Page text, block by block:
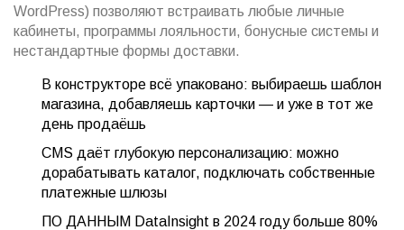
WordPress) позволяют встраивать любые личные
кабинеты, программы лояльности, бонусные системы и
нестандартные формы доставки.
В конструкторе всё упаковано: выбираешь шаблон
магазина, добавляешь карточки — и уже в тот же
день продаёшь
CMS даёт глубокую персонализацию: можно
дорабатывать каталог, подключать собственные
платежные шлюзы
ПО ДАННЫМ DataInsight в 2024 году больше 80%